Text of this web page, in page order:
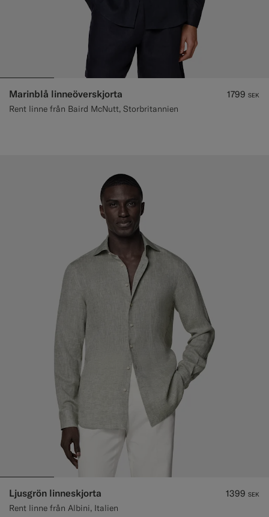
Marinblå linneöverskjorta
Rent linne från Baird McNutt, Storbritannien
1799 SEK
Ljusgrön linneskjorta
Rent linne från Albini, Italien
1399 SEK